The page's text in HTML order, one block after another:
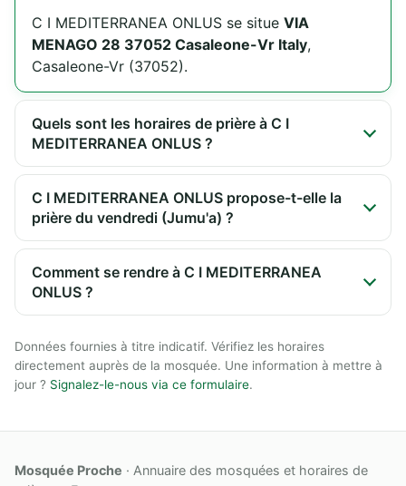
C I MEDITERRANEA ONLUS se situe VIA
MENAGO 28 37052 Casaleone-Vr Italy,
Casaleone-Vr (37052).
Quels sont les horaires de prière à C I
MEDITERRANEA ONLUS ?
C I MEDITERRANEA ONLUS propose-t-elle la
prière du vendredi (Jumu'a) ?
Comment se rendre à C I MEDITERRANEA
ONLUS ?
Données fournies à titre indicatif. Vérifiez les horaires
directement auprès de la mosquée. Une information à mettre à
jour ? Signalez-le-nous via ce formulaire.
Mosquée Proche · Annuaire des mosquées et horaires de